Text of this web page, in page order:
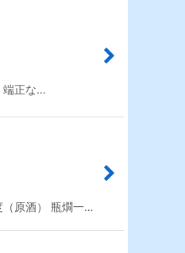
正な…
原酒） 瓶燗一…